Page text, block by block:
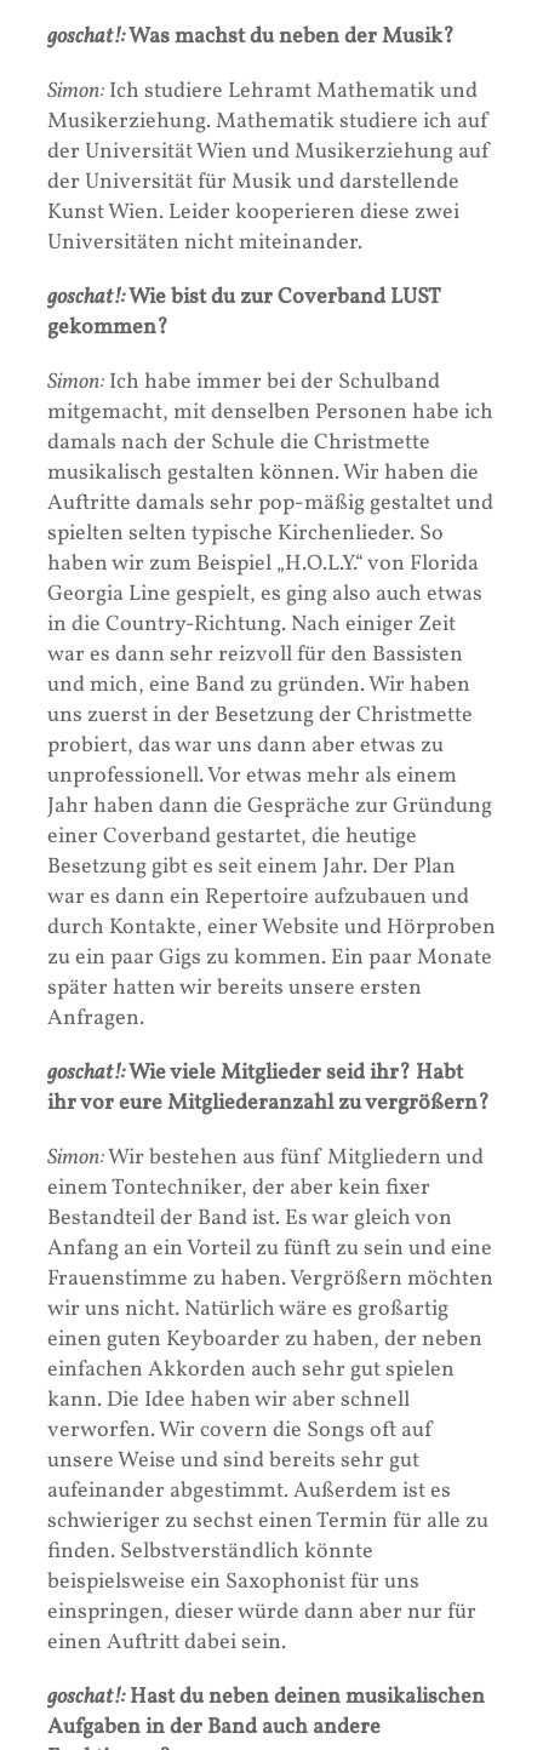
goschat!:Was machst du neben der Musik?
Simon: Ich studiere Lehramt Mathematik und
Musikerziehung. Mathematik studiere ich auf
der Universität Wien und Musikerziehung auf
der Universität für Musik und darstellende
Kunst Wien. Leider kooperieren diese zwei
Universitäten nicht miteinander.
goschat!:Wie bist du zur Coverband LUST
gekommen?
Simon: Ich habe immer bei der Schulband
mitgemacht, mit denselben Personen habe ich
damals nach der Schule die Christmette
musikalisch gestalten können. Wir haben die
Auftritte damals sehr pop-mäßig gestaltet und
spielten selten typische Kirchenlieder. So
haben wir zum Beispiel „H.O.L.Y.“ von Florida
Georgia Line gespielt, es ging also auch etwas
in die Country-Richtung. Nach einiger Zeit
war es dann sehr reizvoll für den Bassisten
und mich, eine Band zu gründen. Wir haben
uns zuerst in der Besetzung der Christmette
probiert, das war uns dann aber etwas zu
unprofessionell. Vor etwas mehr als einem
Jahr haben dann die Gespräche zur Gründung
einer Coverband gestartet, die heutige
Besetzung gibt es seit einem Jahr. Der Plan
war es dann ein Repertoire aufzubauen und
durch Kontakte, einer Website und Hörproben
zu ein paar Gigs zu kommen. Ein paar Monate
später hatten wir bereits unsere ersten
Anfragen.
goschat!:Wie viele Mitglieder seid ihr? Habt
ihr vor eure Mitgliederanzahl zu vergrößern?
Simon:Wir bestehen aus fünf Mitgliedern und
einem Tontechniker, der aber kein fixer
Bestandteil der Band ist. Es war gleich von
Anfang an ein Vorteil zu fünft zu sein und eine
Frauenstimme zu haben. Vergrößern möchten
wir uns nicht. Natürlich wäre es großartig
einen guten Keyboarder zu haben, der neben
einfachen Akkorden auch sehr gut spielen
kann. Die Idee haben wir aber schnell
verworfen. Wir covern die Songs oft auf
unsere Weise und sind bereits sehr gut
aufeinander abgestimmt. Außerdem ist es
schwieriger zu sechst einen Termin für alle zu
finden. Selbstverständlich könnte
beispielsweise ein Saxophonist für uns
einspringen, dieser würde dann aber nur für
einen Auftritt dabei sein.
goschat!:Hast du neben deinen musikalischen
Aufgaben in der Band auch andere